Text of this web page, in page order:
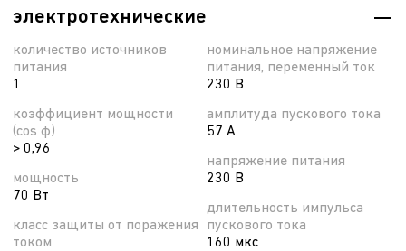
электротехнические
количество источников
питания
1
коэффициент мощности
(cos φ)
> 0,96
мощность
70 Вт
класс защиты от поражения
током
номинальное напряжение
питания, переменный ток
230 В
амплитуда пускового тока
57 А
напряжение питания
230 В
длительность импульса
пускового тока
160 мкс